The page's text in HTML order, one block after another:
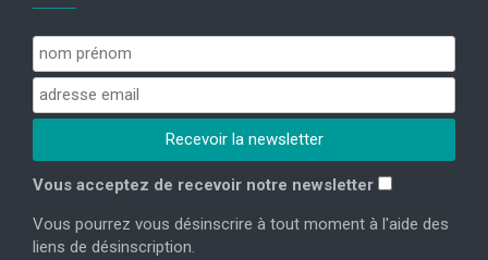
Vous acceptez de recevoir notre newsletter
Vous pourrez vous désinscrire à tout moment à l'aide des
liens de désinscription.